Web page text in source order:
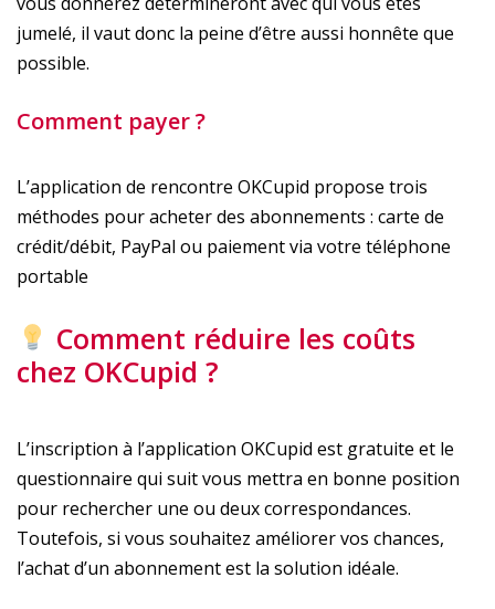
jumelé, il vaut donc la peine d’être aussi honnête que
possible.
Comment payer ?
L’application de rencontre OKCupid propose trois
méthodes pour acheter des abonnements : carte de
crédit/débit, PayPal ou paiement via votre téléphone
portable
Comment réduire les coûts
chez OKCupid ?
L’inscription à l’application OKCupid est gratuite et le
questionnaire qui suit vous mettra en bonne position
pour rechercher une ou deux correspondances.
Toutefois, si vous souhaitez améliorer vos chances,
l’achat d’un abonnement est la solution idéale.